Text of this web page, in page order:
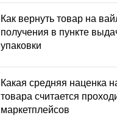
Как вернуть товар на
получения в пункте
упаковки
Какая средняя наценка
товара считается
маркетплейсов